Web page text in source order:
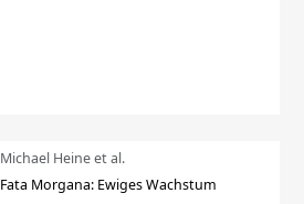
Michael Heine et al.
Fata Morgana: Ewiges Wachstum